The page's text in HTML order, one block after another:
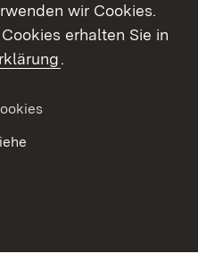
wir Cookies.
erhalten Sie in
.